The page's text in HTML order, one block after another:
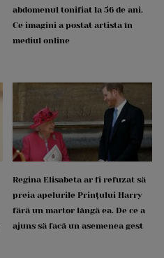
abdomenul tonifiat la 56 de ani.
Ce imagini a postat artista în
mediul online
Regina Elisabeta ar fi refuzat să
preia apelurile Prințului Harry
fără un martor lângă ea. De ce a
ajuns să facă un asemenea gest